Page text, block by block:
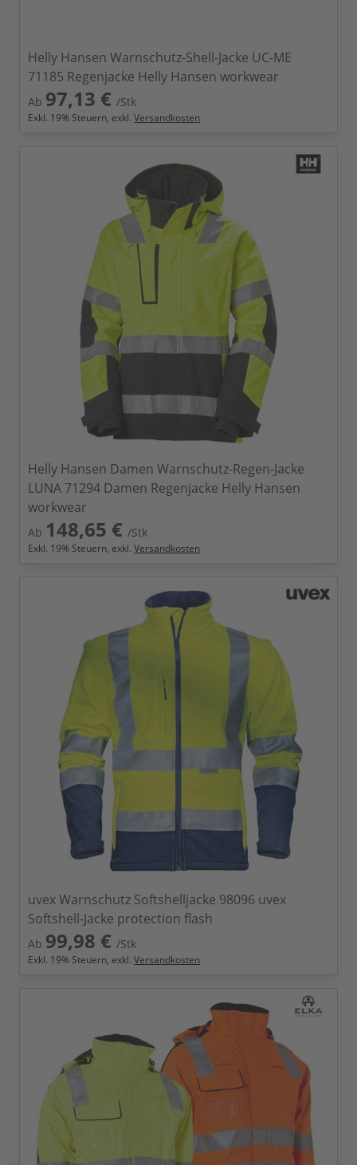
Helly Hansen Warnschutz-Shell-Jacke UC-ME
71185 Regenjacke Helly Hansen workwear
Ab 97,13 € /Stk
Exkl. 19% Steuern, exkl. Versandkosten
Helly Hansen Damen Warnschutz-Regen-Jacke
LUNA 71294 Damen Regenjacke Helly Hansen
workwear
Ab 148,65 € /Stk
Exkl. 19% Steuern, exkl. Versandkosten
uvex Warnschutz Softshelljacke 98096 uvex
Softshell-Jacke protection flash
Ab 99,98 € /Stk
Exkl. 19% Steuern, exkl. Versandkosten